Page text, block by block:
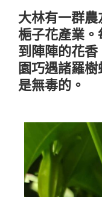
大林有一群
梔子花產業。
到陣陣的花
園巧遇諸羅
是無毒的。